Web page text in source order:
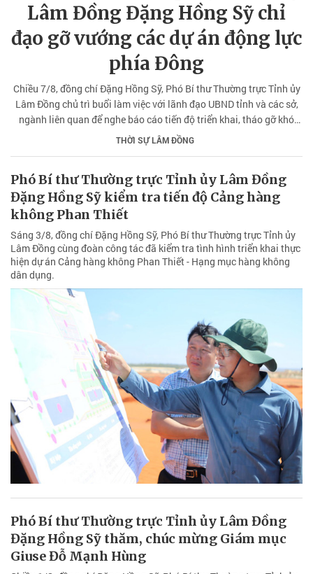
Lâm Đồng Đặng Hồng Sỹ chỉ
đạo gỡ vướng các dự án động lực
phía Đông
Chiều 7/8, đồng chí Đặng Hồng Sỹ, Phó Bí thư Thường trực Tỉnh ủy
Lâm Đồng chủ trì buổi làm việc với lãnh đạo UBND tỉnh và các sở,
ngành liên quan để nghe báo cáo tiến độ triển khai, tháo gỡ khó
khăn, vướng mắc đối với các dự án động lực phía Đông tỉnh.
THỜI SỰ LÂM ĐỒNG
Phó Bí thư Thường trực Tỉnh ủy Lâm Đồng
Đặng Hồng Sỹ kiểm tra tiến độ Cảng hàng
không Phan Thiết
Sáng 3/8, đồng chí Đặng Hồng Sỹ, Phó Bí thư Thường trực Tỉnh ủy
Lâm Đồng cùng đoàn công tác đã kiểm tra tình hình triển khai thực
hiện dự án Cảng hàng không Phan Thiết - Hạng mục hàng không
dân dụng.
Phó Bí thư Thường trực Tỉnh ủy Lâm Đồng
Đặng Hồng Sỹ thăm, chúc mừng Giám mục
Giuse Đỗ Mạnh Hùng